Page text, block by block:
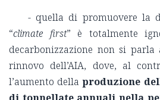
- quella di promuovere la
“climate first” è totalmente
decarbonizzazione non si parla
rinnovo dell’AIA, dove, al
l’aumento dellaproduzione